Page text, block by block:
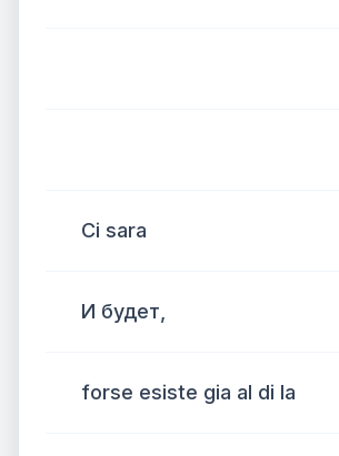
Ci sara
И будет,
forse esiste gia al di la